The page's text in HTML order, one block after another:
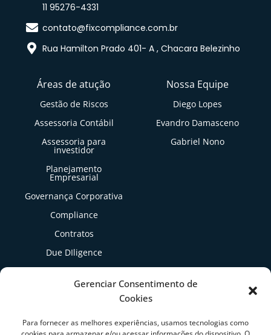
Gerenciar Consentimento de
Cookies
Para fornecer as melhores experiências, usamos tecnologias como
11 95276-4331
contato@fixcompliance.com.br
Rua Hamilton Prado 401- A , Chacara Belezinho
Áreas de atução
Gestão de Riscos
Assessoria Contábil
Assessoria para
investidor
Planejamento
Empresarial
Governança Corporativa
Compliance
Contratos
Due DIligence
Gestão Tributária
Nossa Equipe
Diego Lopes
Evandro Damasceno
Gabriel Nono
Artigos